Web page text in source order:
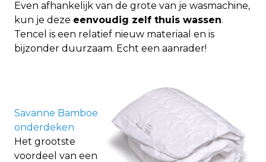
Even afhankelijk van de grote van je wasmachine,
kun je deze eenvoudig zelf thuis wassen.
Tencel is een relatief nieuw materiaal en is
bijzonder duurzaam. Echt een aanrader!
Savanne Bamboe
onderdeken
Het grootste
voordeel van een